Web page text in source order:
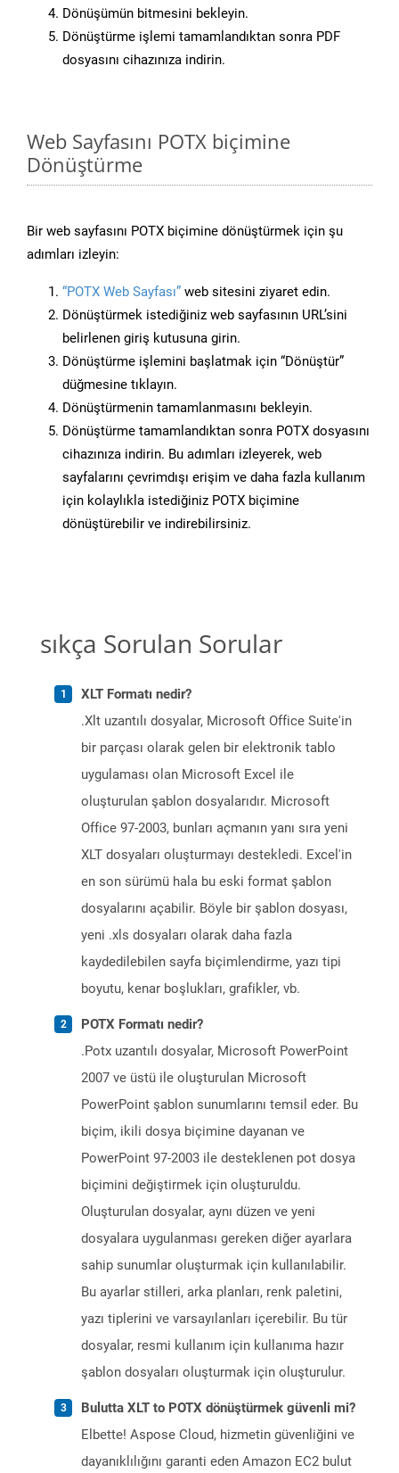
Dönüşümün bitmesini bekleyin.
Dönüştürme işlemi tamamlandıktan sonra PDF
dosyasını cihazınıza indirin.
Web Sayfasını POTX biçimine
Dönüştürme
Bir web sayfasını POTX biçimine dönüştürmek için şu
adımları izleyin:
“POTX Web Sayfası” web sitesini ziyaret edin.
Dönüştürmek istediğiniz web sayfasının URL’sini
belirlenen giriş kutusuna girin.
Dönüştürme işlemini başlatmak için “Dönüştür”
düğmesine tıklayın.
Dönüştürmenin tamamlanmasını bekleyin.
Dönüştürme tamamlandıktan sonra POTX dosyasını
cihazınıza indirin. Bu adımları izleyerek, web
sayfalarını çevrimdışı erişim ve daha fazla kullanım
için kolaylıkla istediğiniz POTX biçimine
dönüştürebilir ve indirebilirsiniz.
sıkça Sorulan Sorular
XLT Formatı nedir?
.Xlt uzantılı dosyalar, Microsoft Office Suite'in
bir parçası olarak gelen bir elektronik tablo
uygulaması olan Microsoft Excel ile
oluşturulan şablon dosyalarıdır. Microsoft
Office 97-2003, bunları açmanın yanı sıra yeni
XLT dosyaları oluşturmayı destekledi. Excel'in
en son sürümü hala bu eski format şablon
dosyalarını açabilir. Böyle bir şablon dosyası,
yeni .xls dosyaları olarak daha fazla
kaydedilebilen sayfa biçimlendirme, yazı tipi
boyutu, kenar boşlukları, grafikler, vb.
POTX Formatı nedir?
.Potx uzantılı dosyalar, Microsoft PowerPoint
2007 ve üstü ile oluşturulan Microsoft
PowerPoint şablon sunumlarını temsil eder. Bu
biçim, ikili dosya biçimine dayanan ve
PowerPoint 97-2003 ile desteklenen pot dosya
biçimini değiştirmek için oluşturuldu.
Oluşturulan dosyalar, aynı düzen ve yeni
dosyalara uygulanması gereken diğer ayarlara
sahip sunumlar oluşturmak için kullanılabilir.
Bu ayarlar stilleri, arka planları, renk paletini,
yazı tiplerini ve varsayılanları içerebilir. Bu tür
dosyalar, resmi kullanım için kullanıma hazır
şablon dosyaları oluşturmak için oluşturulur.
Bulutta XLT to POTX dönüştürmek güvenli mi?
Elbette! Aspose Cloud, hizmetin güvenliğini ve
dayanıklılığını garanti eden Amazon EC2 bulut